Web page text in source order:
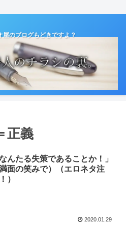
屋のブログもどきですよ？
正義
なんたる失策であることか！」
満面の笑みで）（エロネタ注
）
2020.01.29